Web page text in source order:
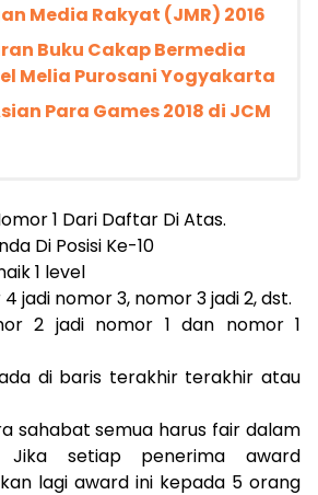
Media Rakyat (JMR) 2016
Buku Cakap Bermedia
Melia Purosani Yogyakarta
Para Games 2018 di JCM
1 Dari Daftar Di Atas.
Di Posisi Ke-10
1 level
jadi nomor 3, nomor 3 jadi 2, dst.
2 jadi nomor 1 dan nomor 1
di baris terakhir terakhir atau
sahabat semua harus fair dalam
Jika setiap penerima award
lagi award ini kepada 5 orang